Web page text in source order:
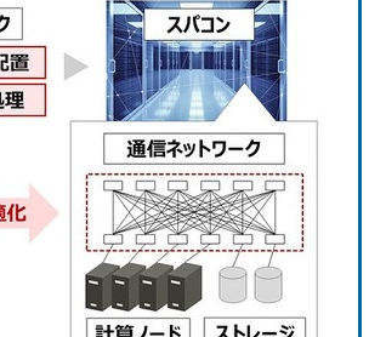
新型コロナへの対応